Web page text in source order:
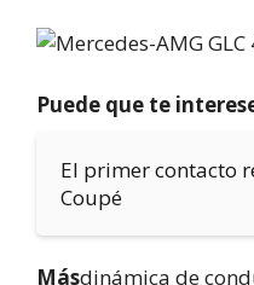
Puede que te
El primer contacto
Coupé
Másdinámica de